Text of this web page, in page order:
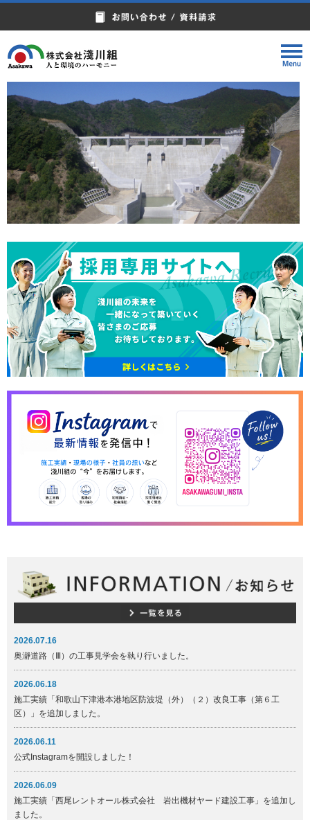
2026.07.16
奥瀞道路（Ⅲ）の工事見学会を執り行いました。
2026.06.18
施工実績「和歌山下津港本港地区防波堤（外）（２）改良工事（第６工
区）」を追加しました。
2026.06.11
公式Instagramを開設しました！
2026.06.09
施工実績「西尾レントオール株式会社 岩出機材ヤード建設工事」を追加し
ました。